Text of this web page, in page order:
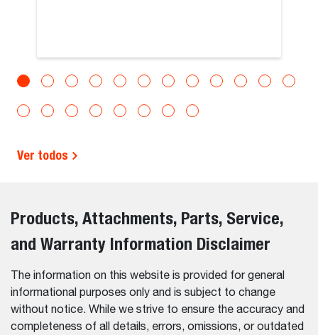
Ver todos
Products, Attachments, Parts, Service,
and Warranty Information Disclaimer
The information on this website is provided for general
informational purposes only and is subject to change
without notice. While we strive to ensure the accuracy and
completeness of all details, errors, omissions, or outdated